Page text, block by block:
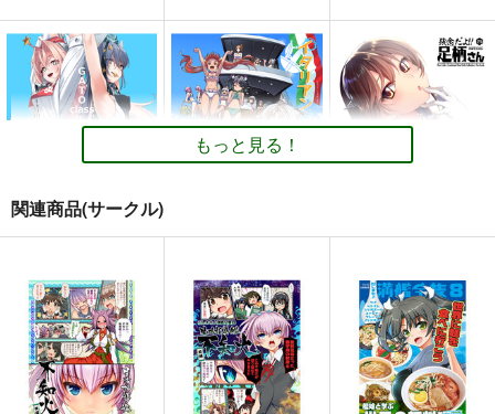
blue+α
550円（税込）
艦隊これくしょん-艦これ-
スキャンプ
ドラム
blue+α
550円（税込）
艦隊これくしょん-艦これ-
コンテ・ディ・カブール
ポーラ
よ!!足柄さん(25)
HYPER BRAND
330円（税込）
艦隊これくしょん-艦これ-
足柄
もっと見る！
関連商品(サークル)